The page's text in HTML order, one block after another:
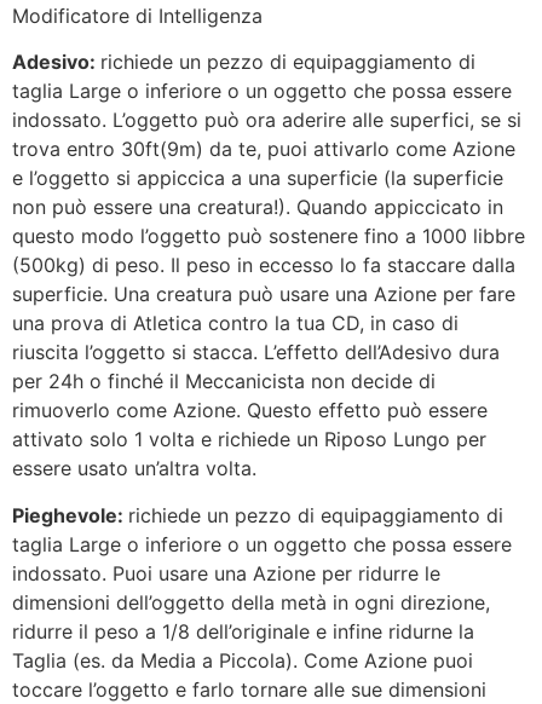
Modificatore di Intelligenza
Adesivo: richiede un pezzo di equipaggiamento di
taglia Large o inferiore o un oggetto che possa essere
indossato. L’oggetto può ora aderire alle superfici, se si
trova entro 30ft(9m) da te, puoi attivarlo come Azione
e l’oggetto si appiccica a una superficie (la superficie
non può essere una creatura!). Quando appiccicato in
questo modo l’oggetto può sostenere fino a 1000 libbre
(500kg) di peso. Il peso in eccesso lo fa staccare dalla
superficie. Una creatura può usare una Azione per fare
una prova di Atletica contro la tua CD, in caso di
riuscita l’oggetto si stacca. L’effetto dell’Adesivo dura
per 24h o finché il Meccanicista non decide di
rimuoverlo come Azione. Questo effetto può essere
attivato solo 1 volta e richiede un Riposo Lungo per
essere usato un’altra volta.
Pieghevole: richiede un pezzo di equipaggiamento di
taglia Large o inferiore o un oggetto che possa essere
indossato. Puoi usare una Azione per ridurre le
dimensioni dell’oggetto della metà in ogni direzione,
ridurre il peso a 1/8 dell’originale e infine ridurne la
Taglia (es. da Media a Piccola). Come Azione puoi
toccare l’oggetto e farlo tornare alle sue dimensioni